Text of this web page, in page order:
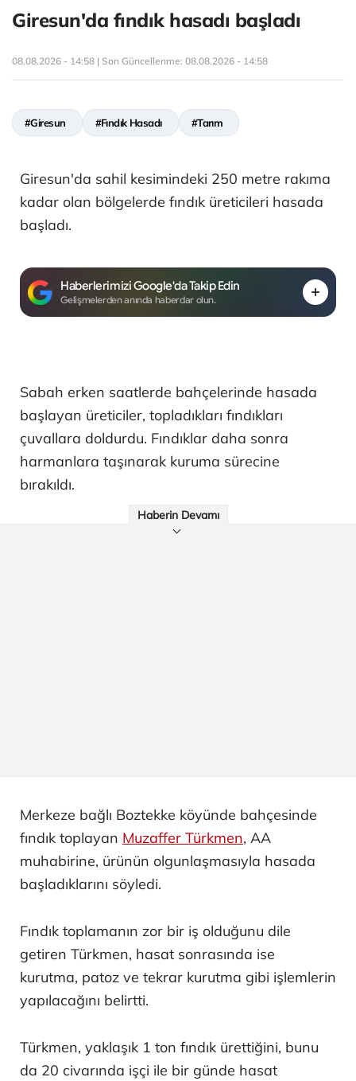
Giresun'da fındık hasadı başladı
08.08.2026 - 14:58 | Son Güncellenme: 08.08.2026 - 14:58
#Giresun #Fındık Hasadı #Tarım
Giresun'da sahil kesimindeki 250 metre rakıma
kadar olan bölgelerde fındık üreticileri hasada
başladı.
Haberlerimizi Google'da Takip Edin
Gelişmelerden anında haberdar olun.
Sabah erken saatlerde bahçelerinde hasada
başlayan üreticiler, topladıkları fındıkları
çuvallara doldurdu. Fındıklar daha sonra
harmanlara taşınarak kuruma sürecine
bırakıldı.
Haberin Devamı
Merkeze bağlı Boztekke köyünde bahçesinde
fındık toplayan Muzaffer Türkmen, AA
muhabirine, ürünün olgunlaşmasıyla hasada
başladıklarını söyledi.
Fındık toplamanın zor bir iş olduğunu dile
getiren Türkmen, hasat sonrasında ise
kurutma, patoz ve tekrar kurutma gibi işlemlerin
yapılacağını belirtti.
Türkmen, yaklaşık 1 ton fındık ürettiğini, bunu
da 20 civarında işçi ile bir günde hasat